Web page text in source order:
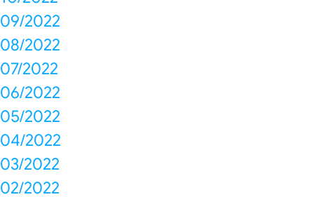
09/2022
08/2022
07/2022
06/2022
05/2022
04/2022
03/2022
02/2022